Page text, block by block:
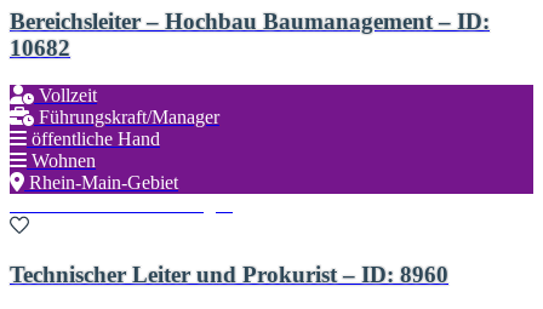
Bereichsleiter – Hochbau Baumanagement – ID:
10682
Vollzeit
Führungskraft/Manager
öffentliche Hand
Wohnen
Rhein-Main-Gebiet
Technischer Leiter und Prokurist – ID: 8960